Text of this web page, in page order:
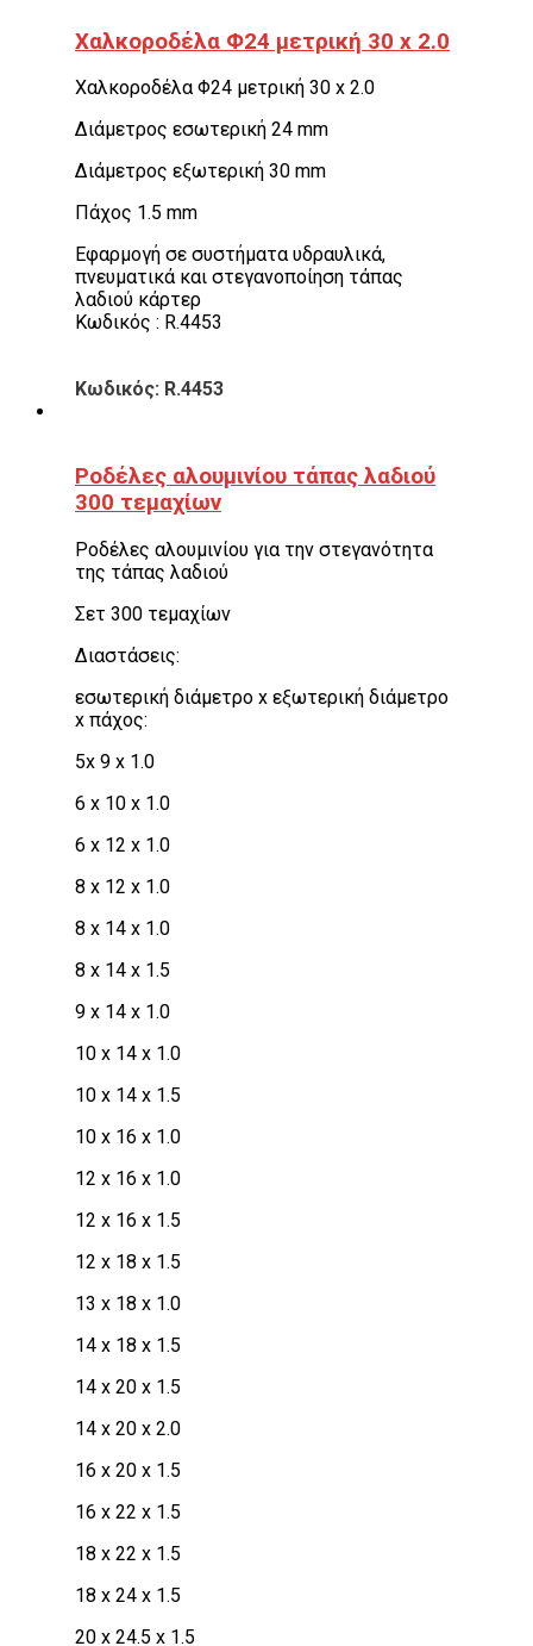
Χαλκοροδέλα Φ24 μετρική 30 x 2.0
Χαλκοροδέλα Φ24 μετρική 30 x 2.0
Διάμετρος εσωτερική 24 mm
Διάμετρος εξωτερική 30 mm
Πάχος 1.5 mm
Εφαρμογή σε συστήματα υδραυλικά,
πνευματικά και στεγανοποίηση τάπας
λαδιού κάρτερ
Κωδικός : R.4453
Κωδικός: R.4453
Ροδέλες αλουμινίου τάπας λαδιού
300 τεμαχίων
Ροδέλες αλουμινίου για την στεγανότητα
της τάπας λαδιού
Σετ 300 τεμαχίων
Διαστάσεις:
εσωτερική διάμετρο x εξωτερική διάμετρο
x πάχος:
5x 9 x 1.0
6 x 10 x 1.0
6 x 12 x 1.0
8 x 12 x 1.0
8 x 14 x 1.0
8 x 14 x 1.5
9 x 14 x 1.0
10 x 14 x 1.0
10 x 14 x 1.5
10 x 16 x 1.0
12 x 16 x 1.0
12 x 16 x 1.5
12 x 18 x 1.5
13 x 18 x 1.0
14 x 18 x 1.5
14 x 20 x 1.5
14 x 20 x 2.0
16 x 20 x 1.5
16 x 22 x 1.5
18 x 22 x 1.5
18 x 24 x 1.5
20 x 24.5 x 1.5